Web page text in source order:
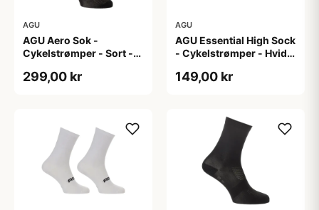
AGU
AGU Aero Sok -
Cykelstrømper - Sort -
299,00 kr
AGU
AGU Essential High Sock
- Cykelstrømper - Hvid -
149,00 kr